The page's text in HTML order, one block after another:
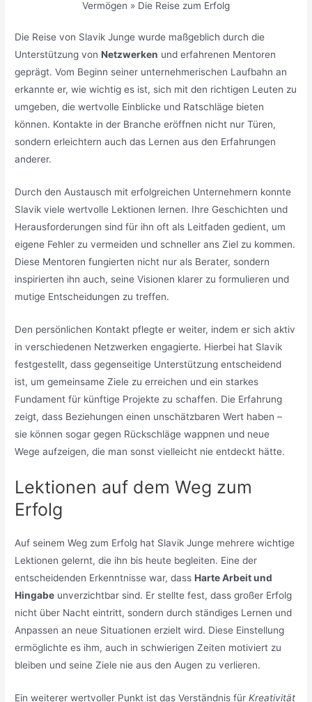
Vermögen » Die Reise zum Erfolg
Die Reise von Slavik Junge wurde maßgeblich durch die
Unterstützung vonNetzwerken und erfahrenen Mentoren
geprägt. Vom Beginn seiner unternehmerischen Laufbahn an
erkannte er, wie wichtig es ist, sich mit den richtigen Leuten zu
umgeben, die wertvolle Einblicke und Ratschläge bieten
können. Kontakte in der Branche eröffnen nicht nur Türen,
sondern erleichtern auch das Lernen aus den Erfahrungen
anderer.
Durch den Austausch mit erfolgreichen Unternehmern konnte
Slavik viele wertvolle Lektionen lernen. Ihre Geschichten und
Herausforderungen sind für ihn oft als Leitfaden gedient, um
eigene Fehler zu vermeiden und schneller ans Ziel zu kommen.
Diese Mentoren fungierten nicht nur als Berater, sondern
inspirierten ihn auch, seine Visionen klarer zu formulieren und
mutige Entscheidungen zu treffen.
Den persönlichen Kontakt pflegte er weiter, indem er sich aktiv
in verschiedenen Netzwerken engagierte. Hierbei hat Slavik
festgestellt, dass gegenseitige Unterstützung entscheidend
ist, um gemeinsame Ziele zu erreichen und ein starkes
Fundament für künftige Projekte zu schaffen. Die Erfahrung
zeigt, dass Beziehungen einen unschätzbaren Wert haben –
sie können sogar gegen Rückschläge wappnen und neue
Wege aufzeigen, die man sonst vielleicht nie entdeckt hätte.
Lektionen auf dem Weg zum
Erfolg
Auf seinem Weg zum Erfolg hat Slavik Junge mehrere wichtige
Lektionen gelernt, die ihn bis heute begleiten. Eine der
entscheidenden Erkenntnisse war, dassHarte Arbeit und
Hingabe unverzichtbar sind. Er stellte fest, dass großer Erfolg
nicht über Nacht eintritt, sondern durch ständiges Lernen und
Anpassen an neue Situationen erzielt wird. Diese Einstellung
ermöglichte es ihm, auch in schwierigen Zeiten motiviert zu
bleiben und seine Ziele nie aus den Augen zu verlieren.
Ein weiterer wertvoller Punkt ist das Verständnis fürKreativität